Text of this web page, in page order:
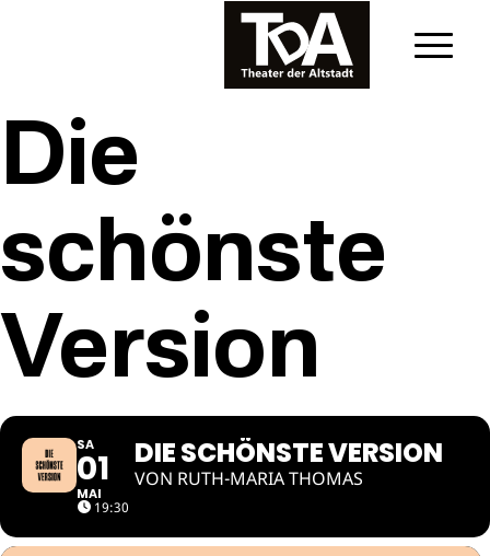
Die
schönste
Version
SA
01
MAI
19:30
DIE SCHÖNSTE VERSION
VON RUTH-MARIA THOMAS